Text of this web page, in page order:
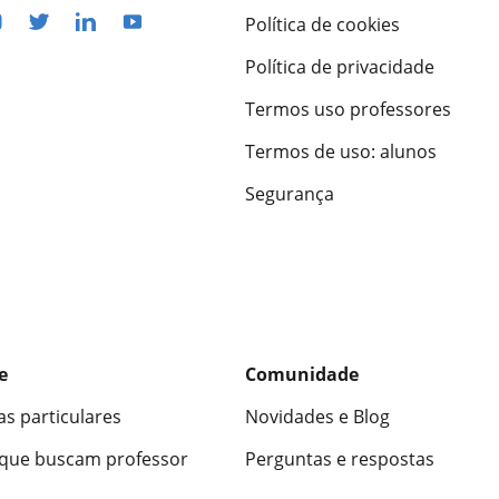
Política de cookies
Política de privacidade
Termos uso professores
Termos de uso: alunos
Segurança
particulares
buscam professor
Comunidade
Novidades e Blog
Perguntas e respostas